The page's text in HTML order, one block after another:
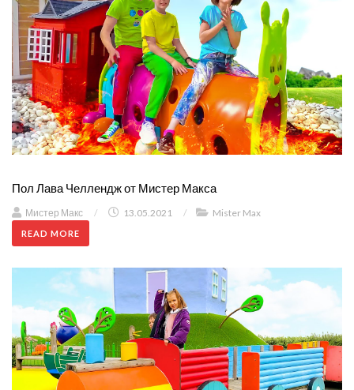
Пол Лава Челлендж от Мистер Макса
Мистер Макс / 13.05.2021 / Mister Max
READ MORE